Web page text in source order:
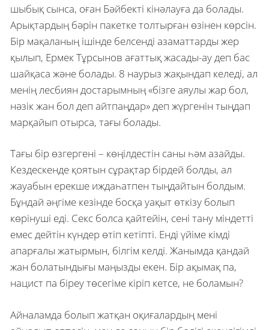
шыбық сынса, оған Бәйбекті кінәлауға да болады.
Арықтардың бәрін пакетке толтырған өзінен көрсін.
Бір мақаланың ішінде белсенді азаматтарды жер
қылып, Ермек Тұрсынов ағаттық жасады-ау деп бас
шайқаса және болады. 8 наурыз жақындап келеді, ал
менің лесбиян достарымның «бізге аяулы жар бол,
нәзік жан бол деп айтпаңдар» деп жүргенін тыңдап
марқайып отырса, тағы болады.
Тағы бір өзгергені – көңілдестін саны һәм азайды.
Кездескенде қоятын сұрақтар бірдей болды, ал
жауабын ерекше иждаһатпен тыңдайтын болдым.
Бұндай әңгіме кезінде босқа уақыт өткізу болып
көрінуші еді. Секс болса қайтейін, сені тану міндетті
емес дейтін күндер өтіп кетіпті. Енді үйіме кімді
апарғалы жатырмын, білгім келді. Жанымда қандай
жан болатындығы маңызды екен. Бір ақымақ па,
нацист па біреу төсегіме кіріп кетсе, не боламын?
Айналамда болып жатқан оқиғалардың мені